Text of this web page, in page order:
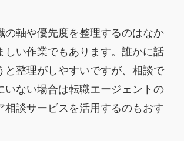
の軸や優先度を整理するのはなか
しい作業でもあります。誰かに話
と整理がしやすいですが、相談で
いない場合は転職エージェントの
相談サービスを活用するのもおす